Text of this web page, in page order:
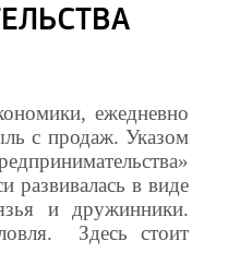
ежедневно
с продаж. Указом
развивалась в виде
и дружинники.
Здесь стоит